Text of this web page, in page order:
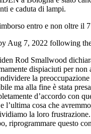
e caduta di lampi.
entro e non oltre il
Aug 7, 2022 following
Rod Smallwood
dispiaciuti per
la
ma alla fine è stata
d’accordo con
l’ultima cosa che
la loro frustrazione.
riprogrammare questo